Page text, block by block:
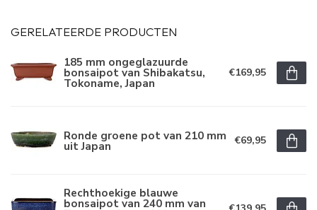
GERELATEERDE PRODUCTEN
185 mm ongeglazuurde
bonsaipot van Shibakatsu,
Tokoname, Japan
€169,95
Ronde groene pot van 210 mm
uit Japan €69,95
Rechthoekige blauwe
bonsaipot van 240 mm van